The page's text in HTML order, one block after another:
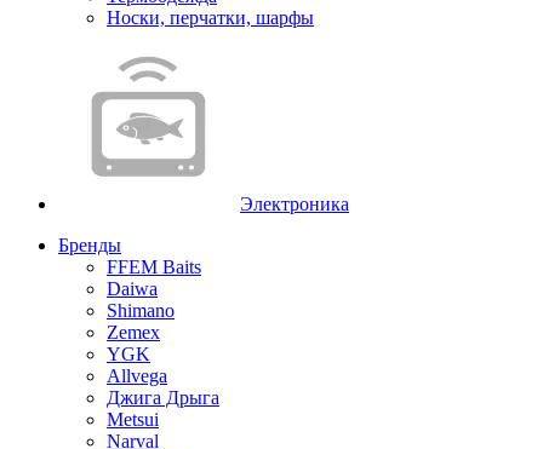
Носки, перчатки, шарфы
Электроника
Бренды
FFEM Baits
Daiwa
Shimano
Zemex
YGK
Allvega
Джига Дрыга
Metsui
Narval